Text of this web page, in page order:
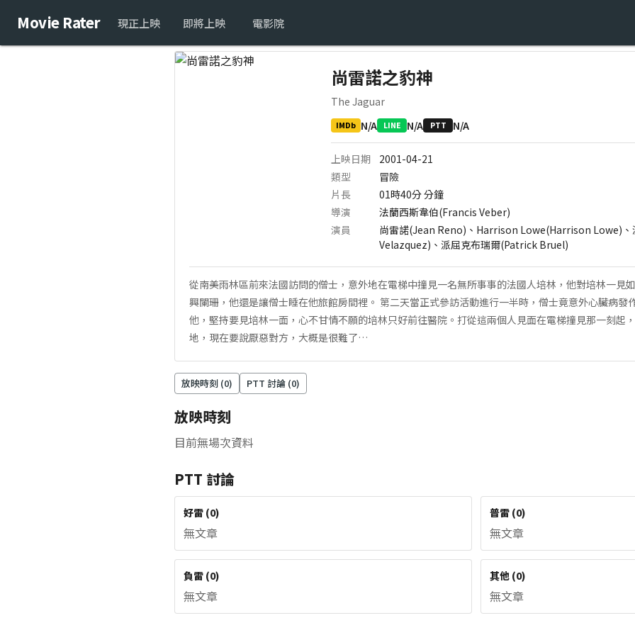
Movie Rater 現正上映 即將上映 電影院
尚雷諾之豹神
The Jaguar
IMDb N/A LINE N/A PTT N/A
上映日期
2001-04-21
類型
冒險
片長
01時40分分鐘
導演
法蘭西斯韋伯(Francis Veber)
演員
尚雷諾(Jean Reno)、Harrison Lowe(Harrison Lowe)、
Velazquez)、派屈克布瑞爾(Patrick Bruel)
從南美雨林區前來法國訪問的僧士，意外地在電梯中撞見一名無所事事的法國人培林，他對培林一見
興闌珊，他還是讓僧士睡在他旅館房間裡。 第二天當正式參訪活動進行一半時，僧士竟意外心臟病發
他，堅持要見培林一面，心不甘情不願的培林只好前往醫院。打從這兩個人見面在電梯撞見那一刻起
地，現在要說厭惡對方，大概是很難了…
放映時刻 (0) PTT 討論 (0)
放映時刻
目前無場次資料
PTT 討論
好雷 (0)
無文章
普雷 (0)
無文章
負雷 (0)
無文章
其他 (0)
無文章